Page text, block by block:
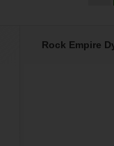
Rock Empire